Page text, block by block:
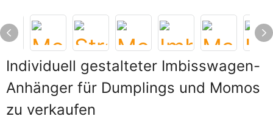
Individuell gestalteter Imbisswagen-
Anhänger für Dumplings und Momos
zu verkaufen